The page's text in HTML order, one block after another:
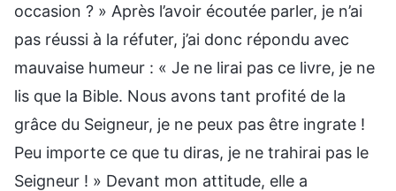
occasion ? » Après l’avoir écoutée parler, je n’ai
pas réussi à la réfuter, j’ai donc répondu avec
mauvaise humeur : « Je ne lirai pas ce livre, je ne
lis que la Bible. Nous avons tant profité de la
grâce du Seigneur, je ne peux pas être ingrate !
Peu importe ce que tu diras, je ne trahirai pas le
Seigneur ! » Devant mon attitude, elle a